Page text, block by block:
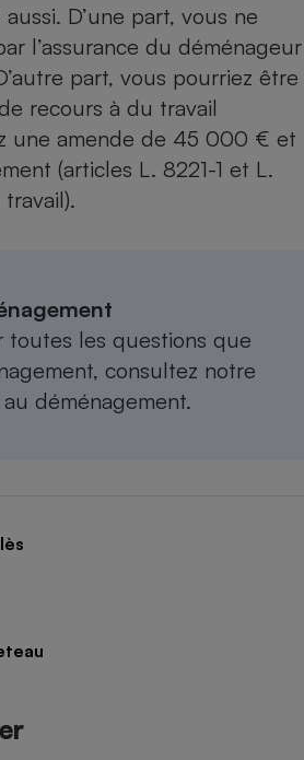
D’une part, vous ne
l’assurance du déménageur
part, vous pourriez être
recours à du travail
une amende de 45 000 € et
(articles L. 8221-1 et L.
toutes les questions que
consultez notre
déménagement.